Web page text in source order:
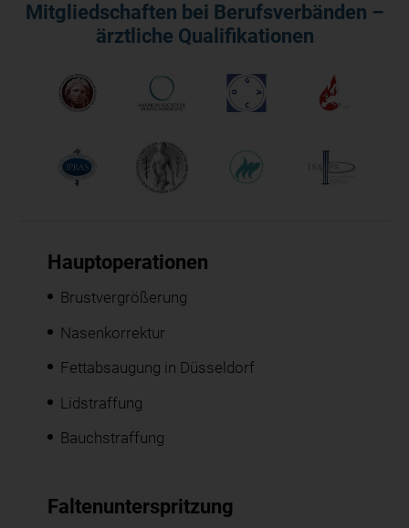
Mitgliedschaften bei Berufsverbänden –
ärztliche Qualifikationen
Hauptoperationen
Brustvergrößerung
Nasenkorrektur
Fettabsaugung in Düsseldorf
Lidstraffung
Bauchstraffung
Faltenunterspritzung